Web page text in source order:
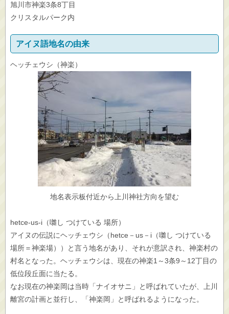
旭川市神楽3条8丁目
クリスタルパーク内
アイヌ語地名の由来
ヘッチェウシ（神楽）
地名表示板付近から上川神社方向を望む
hetce-us-i（囃し つけている 場所）
アイヌの伝説にヘッチェウシ（hetce－us－i（囃し つけている
場所＝神楽場））と言う地名があり、それが意訳され、神楽村の
村名となった。ヘッチェウシは、現在の神楽1～3条9～12丁目の
低位段丘面に当たる。
なお現在の神楽岡は当時「ナイオサニ」と呼ばれていたが、上川
離宮の計画と並行し、「神楽岡」と呼ばれるようになった。